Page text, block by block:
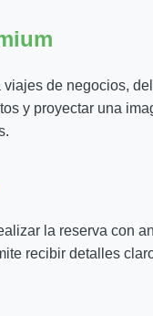
de negocios,
y proyectar una
la reserva con
recibir detalles